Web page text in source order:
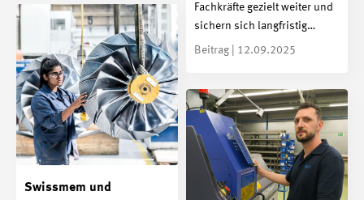
Fachkräfte gezielt weiter und
sichern sich langfristig…
Beitrag | 12.09.2025
Swissmem und